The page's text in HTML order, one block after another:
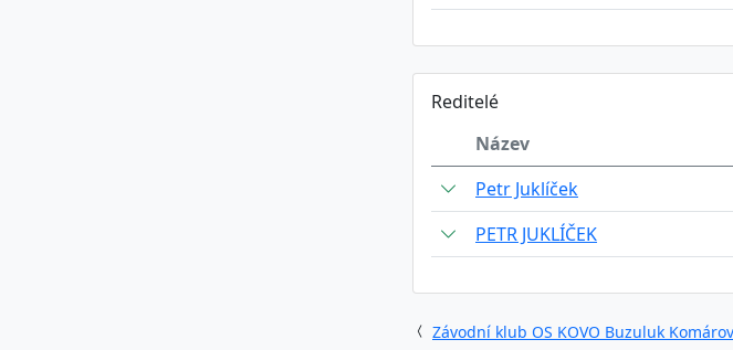
Reditelé
Název
Petr Juklíček
PETR JUKLÍČEK
Závodní klub OS KOVO Buzuluk Komárov